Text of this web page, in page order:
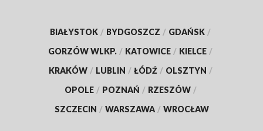
BIAŁYSTOK / BYDGOSZCZ / GDAŃSK /
GORZÓW WLKP. / KATOWICE / KIELCE /
KRAKÓW / LUBLIN / ŁÓDŹ / OLSZTYN /
OPOLE / POZNAŃ / RZESZÓW /
SZCZECIN / WARSZAWA / WROCŁAW